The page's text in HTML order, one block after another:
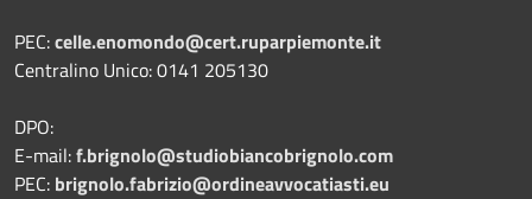
PEC:celle.enomondo@cert.ruparpiemonte.it
Centralino Unico: 0141 205130
DPO:
E-mail:f.brignolo@studiobiancobrignolo.com
PEC: brignolo.fabrizio@ordineavvocatiasti.eu